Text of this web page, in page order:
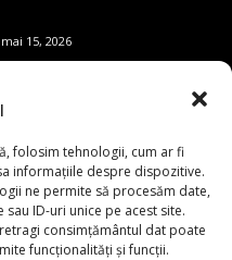
folosim tehnologii, cum ar fi
informațiile despre dispozitive.
ne permite să procesăm date,
ID-uri unice pe acest site.
consimțământul dat poate
funcționalități și funcții.
mai 15, 2026
care este diferența și de ce
15, 2026